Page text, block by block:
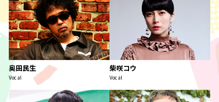
奥田民生
Vocal
柴咲コウ
Vocal